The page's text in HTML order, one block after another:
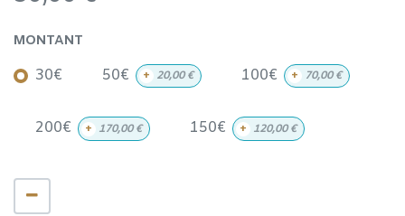
MONTANT
30€ 50€ + 20,00€ 100€ + 70,00€
200€ + 170,00€ 150€ + 120,00€